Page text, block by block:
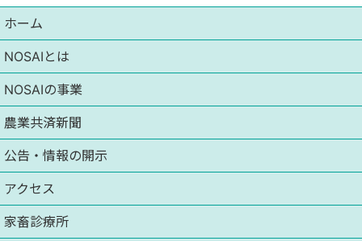
ホーム
NOSAIとは
NOSAIの事業
農業共済新聞
公告・情報の開示
アクセス
家畜診療所